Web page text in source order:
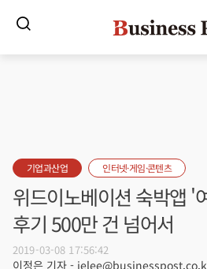
기업과산업 인터넷·게임·콘텐츠
위드이노베이션 숙박앱 '
후기 500만 건 넘어서
2019-03-08 17:56:42
이정은 기자 -